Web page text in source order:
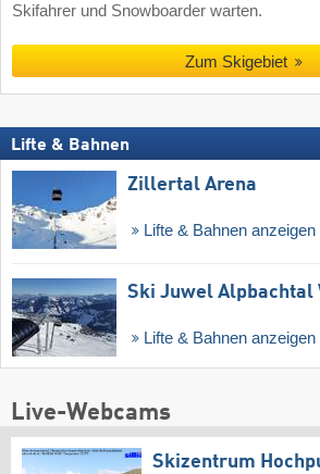
Skifahrer und Snowboarder warten.
Zum Skigebiet
Lifte & Bahnen
Zillertal Arena
Lifte & Bahnen anzeigen
Ski Juwel Alpbachtal
Lifte & Bahnen anzeigen
Live-Webcams
Skizentrum